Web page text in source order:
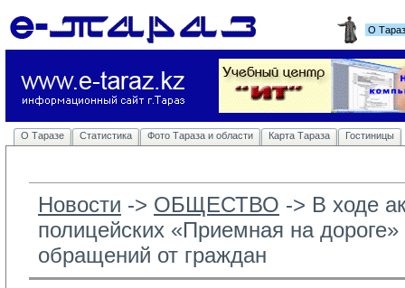
О
О Таразе Статистика Фото Тараза и области Карта Тараза Гостиницы
Новости -> ОБЩЕСТВО -> В ходе
полицейских «Приемная на дороге»
обращений от граждан